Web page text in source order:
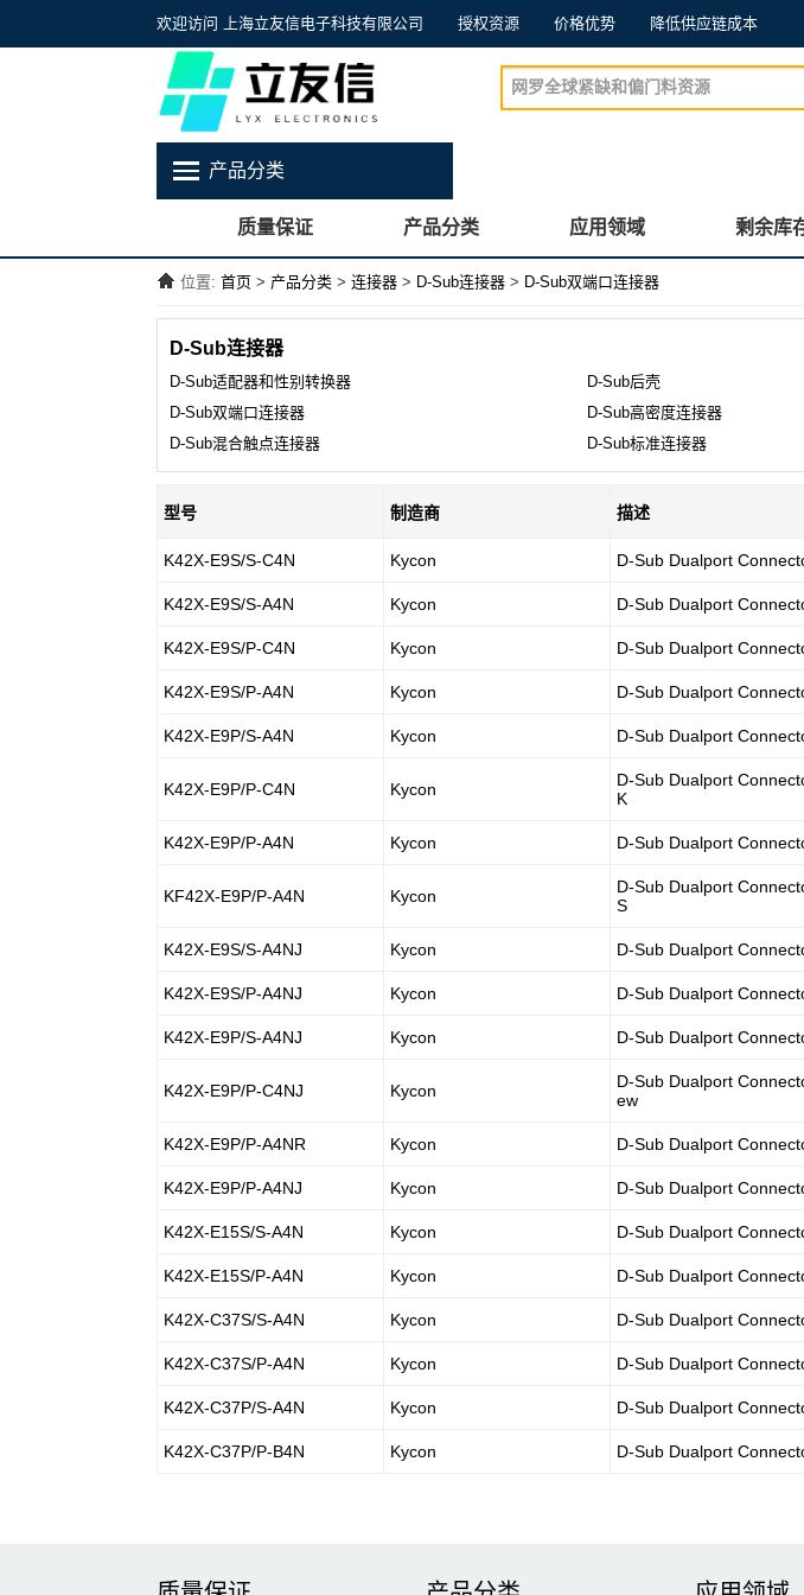
欢迎访问 上海立友信电子科技有限公司 授权资源 价格优势 降低供应链成本
产品分类
质量保证 产品分类 应用领域 剩余库
位置: 首页 > 产品分类 > 连接器 > D-Sub连接器 > D-Sub双端口连接器
D-Sub连接器
D-Sub适配器和性别转换器 D-Sub后壳
D-Sub双端口连接器
D-Sub高密度连接器
D-Sub混合触点连接器
D-Sub标准连接器
型号 制造商 描述
K42X-E9S/S-C4N Kycon D-Sub Dualport
K42X-E9S/S-A4N Kycon D-Sub Dualport
K42X-E9S/P-C4N Kycon D-Sub Dualport
K42X-E9S/P-A4N Kycon D-Sub Dualport
K42X-E9P/S-A4N Kycon D-Sub Dualport
K42X-E9P/P-C4N Kycon
D-Sub Dualport
K
K42X-E9P/P-A4N Kycon D-Sub Dualport
KF42X-E9P/P-A4N Kycon
D-Sub Dualport
S
K42X-E9S/S-A4NJ Kycon D-Sub Dualport
K42X-E9S/P-A4NJ Kycon D-Sub Dualport
K42X-E9P/S-A4NJ Kycon D-Sub Dualport
K42X-E9P/P-C4NJ Kycon
D-Sub Dualport
ew
K42X-E9P/P-A4NR Kycon D-Sub Dualport
K42X-E9P/P-A4NJ Kycon D-Sub Dualport
K42X-E15S/S-A4N Kycon D-Sub Dualport
K42X-E15S/P-A4N Kycon D-Sub Dualport
K42X-C37S/S-A4N Kycon D-Sub Dualport
K42X-C37S/P-A4N Kycon D-Sub Dualport
K42X-C37P/S-A4N Kycon D-Sub Dualport
K42X-C37P/P-B4N Kycon D-Sub Dualport